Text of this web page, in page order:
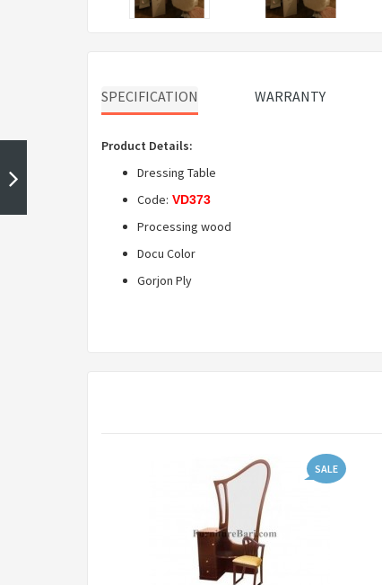
SPECIFICATION WARRANTY
Product Details:
Dressing Table
Code: VD373
Processing wood
Docu Color
Gorjon Ply
SALE